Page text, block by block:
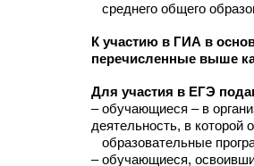
среднего общего
К участию в ГИА в
перечисленные выше
Для участия в ЕГЭ
– обучающиеся – в
деятельность, в которой
образовательные
– обучающиеся,